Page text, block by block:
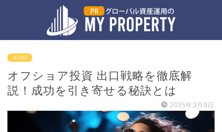
未分類
オフショア投資 出口戦略を徹底解
説！成功を引き寄せる秘訣とは
2025年3月8日